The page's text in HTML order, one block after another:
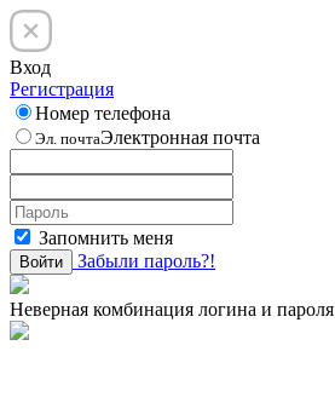
Вход
Регистрация
Номер телефона
Эл. почтаЭлектронная почта
Запомнить меня
Войти Забыли пароль?!
Неверная комбинация логина и пароля